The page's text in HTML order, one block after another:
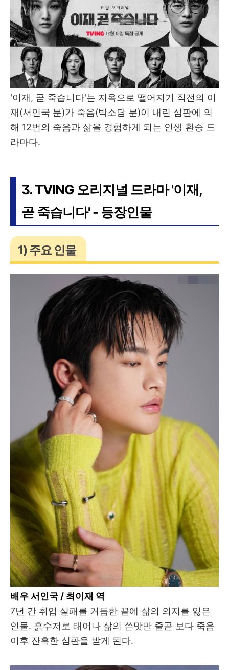
'이재, 곧 죽습니다'는 지옥으로 떨어지기 직전의 이
재(서인국 분)가 죽음(박소담 분)이 내린 심판에 의
해 12번의 죽음과 삶을 경험하게 되는 인생 환승 드
라마다.
3. TVING 오리지널 드라마 '이재,
곧 죽습니다' - 등장인물
1) 주요 인물
배우 서인국 / 최이재 역
7년 간 취업 실패를 거듭한 끝에 삶의 의지를 잃은
인물. 흙수저로 태어나 삶의 쓴맛만 줄곧 보다 죽음
이후 잔혹한 심판을 받게 된다.